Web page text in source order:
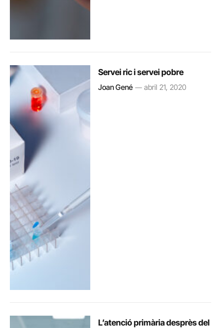
Servei ric i servei pobre
Joan Gené abril 21, 2020
L’atenció primària desprès del